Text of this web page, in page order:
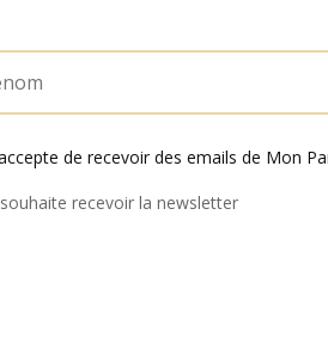
de recevoir des emails de Mon
souhaite recevoir la newsletter